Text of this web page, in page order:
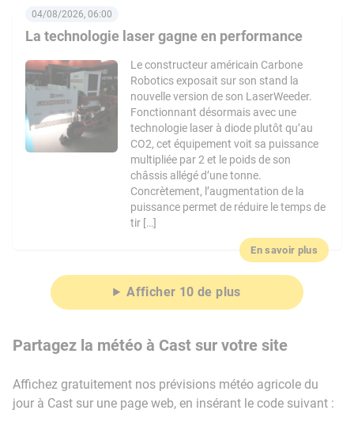
La technologie laser gagne en performance
04/08/2026, 06:00
Le constructeur américain Carbone
Robotics exposait sur son stand la
nouvelle version de son LaserWeeder.
Fonctionnant désormais avec une
technologie laser à diode plutôt qu’au
CO2, cet équipement voit sa puissance
multipliée par 2 et le poids de son
châssis allégé d’une tonne.
Concrètement, l’augmentation de la
puissance permet de réduire le temps de
tir […]
En savoir plus
Afficher 10 de plus
Partagez la météo à Cast sur votre site
Affichez gratuitement nos prévisions météo agricole du
jour à Cast sur une page web, en insérant le code suivant :